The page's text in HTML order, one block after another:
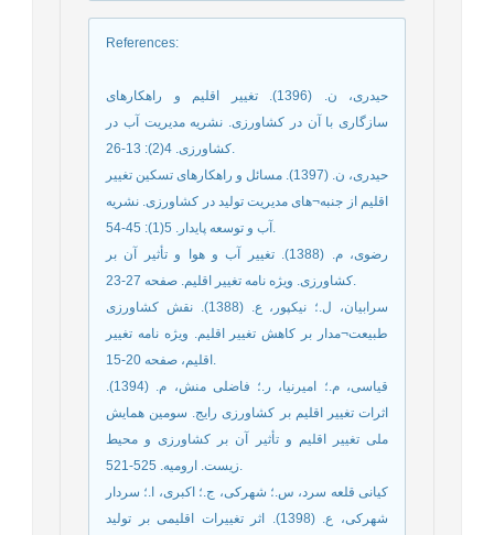
References:
حیدری، ن. (1396). تغییر اقلیم و راهکارهای
سازگاری با آن در کشاورزی. نشریه مدیریت آب در
کشاورزی. 4(2): 13-26.
حیدری، ن. (1397). مسائل و راهکارهای تسکین تغییر
اقلیم از جنبه¬های مدیریت تولید در کشاورزی. نشریه
آب و توسعه پایدار. 5(1): 45-54.
رضوی، م. (1388). تغییر آب و هوا و تأثیر آن بر
کشاورزی. ویژه نامه تغییر اقلیم. صفحه 27-23.
سرابیان، ل.؛ نیکپور، ع. (1388). نقش کشاورزی
طبیعت¬مدار بر کاهش تغییر اقلیم. ویژه نامه تغییر
اقلیم، صفحه 20-15.
قیاسی، م.؛ امیرنیا، ر.؛ فاضلی منش، م. (1394).
اثرات تغییر اقلیم بر کشاورزی رایج. سومین همایش
ملی تغییر اقلیم و تأثیر آن بر کشاورزی و محیط
زیست. ارومیه. 525-521.
کیانی قلعه سرد، س.؛ شهرکی، ج.؛ اکبری، ا.؛ سردار
شهرکی، ع. (1398). اثر تغییرات اقلیمی بر تولید